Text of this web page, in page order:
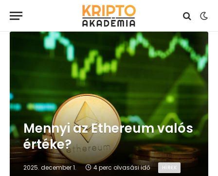
Mennyi az Ethereum valós
értéke?
2025. december 1. 4 perc olvasási idő HÍREK